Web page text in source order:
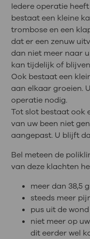
Iedere operatie
bestaat een kleine
trombose en een
dat er een zenuw
dan niet meer naar
kan tijdelijk of
Ook bestaat een
aan elkaar groeien.
operatie nodig.
Tot slot bestaat ook
van uw been niet
aangepast. U blijft
Bel meteen de
van deze klachten
meer dan 38,5
steeds meer
pus uit de wond
niet meer op
dit eerder wel